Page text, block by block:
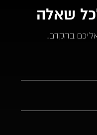
שאלה
בהקדם!